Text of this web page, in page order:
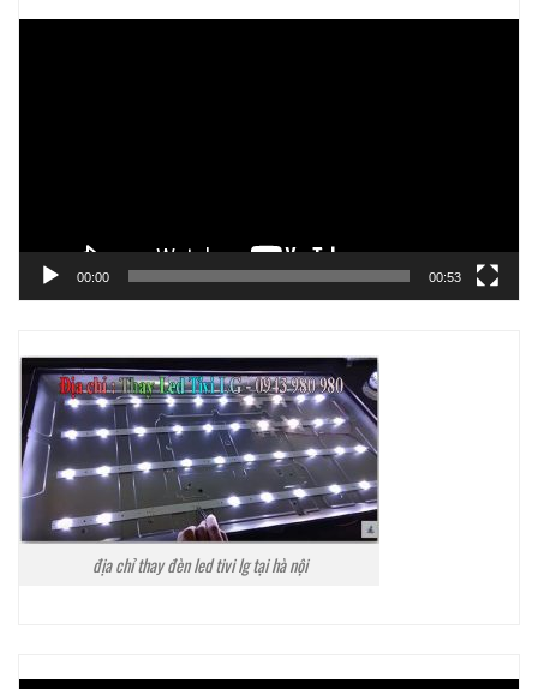
00:00 00:53
địa chỉ thay đèn led tivi lg tại hà nội